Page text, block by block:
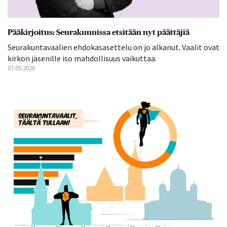
Pääkirjoitus: Seurakunnissa etsitään nyt päättäjiä
Seurakuntavaalien ehdokasasettelu on jo alkanut. Vaalit ovat
kirkon jäsenille iso mahdollisuus vaikuttaa.
07.05.2026